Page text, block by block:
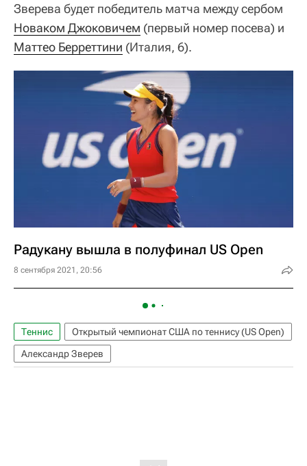
Зверева будет победитель матча между сербом
Новаком Джоковичем (первый номер посева) и
Маттео Берреттини (Италия, 6).
Радукану вышла в полуфинал US Open
8 сентября 2021, 20:56
Теннис
Открытый чемпионат США по теннису (US Open)
Александр Зверев